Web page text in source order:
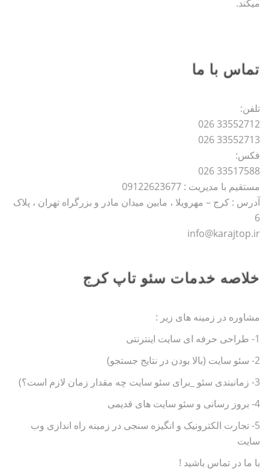
میکند.
تماس با ما
تلفن:
33552712 026
33552713 026
فکس:
33517588 026
مستقیم با مدیریت : 09122623677
آدرس : کرج – مهرویلا ، مابین میدان مادر و بزرگراه تهران ، پلاک
6
info@karajtop.ir
خلاصه خدمات سئو تاپ کرج
مشاوره در زمینه های زیر :
1- طراحی حرفه ای سایت اینترنتی
2- سئو سایت (بالا بودن در نتایج جستجو)
3- زمانبندی سئو _برای سئو سایت چه مقدار زمان لازم است؟)
4- بروز رسانی و سئو سایت های قدیمی
5- تجارت الکترونیک و انگیزه سنجی در زمینه راه اندازی وب
سایت
با ما در تماس باشید !